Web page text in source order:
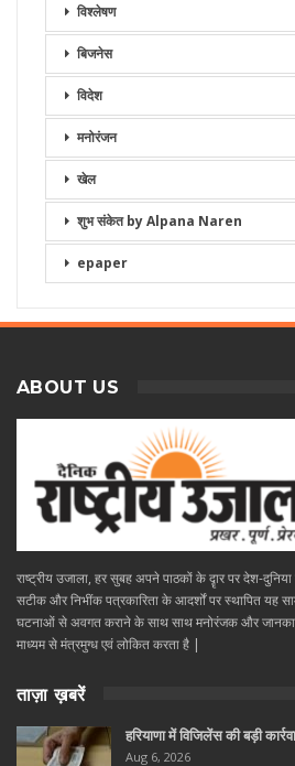
विश्लेषण
बिजनेस
विदेश
मनोरंजन
खेल
शुभ संकेत by Alpana Naren
epaper
ABOUT US
राष्ट्रीय उजाला, हर सुबह अपने पाठकों के दॄार पर देश-
सटीक और निभींक पत्रकारिता के आदर्शों पर स्थापित यह
घटनाओं से अवगत कराने के साथ साथ मनोरंजक और
माध्यम से मंत्रमुग्ध एवं लोकित करता है |
ताज़ा ख़बरें
हरियाणा में विजिलेंस की बड़ी
Aug 6, 2026